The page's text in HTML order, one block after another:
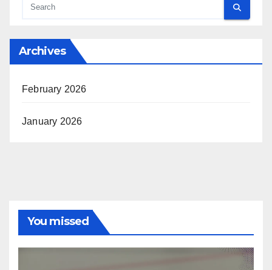
Archives
February 2026
January 2026
You missed